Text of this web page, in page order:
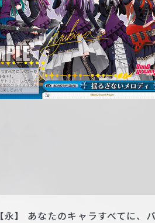
【永】 あなたのキャラすべてに、